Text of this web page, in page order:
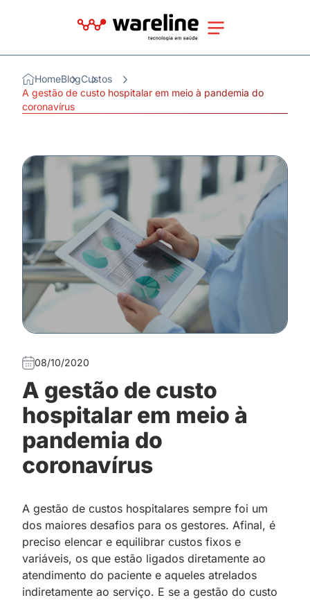
HomeBlogCustos
A gestão de custo hospitalar em meio à pandemia do
coronavírus
08/10/2020
A gestão de custo
hospitalar em meio à
pandemia do
coronavírus
A gestão de custos hospitalares sempre foi um
dos maiores desafios para os gestores. Afinal, é
preciso elencar e equilibrar custos fixos e
variáveis, os que estão ligados diretamente ao
atendimento do paciente e aqueles atrelados
indiretamente ao serviço. E se a gestão do custo